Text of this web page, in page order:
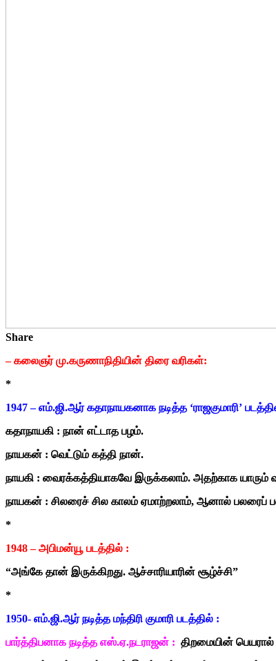
Share
– கலைஞர் மு.கருணாநிதியின் திரை வரிகள்:
*
1947 – எம்.ஜி.ஆர் கதாநாயகனாக நடித்த ‘ராஜகுமாரி’
கதாநாயகி : நான் எட்டாத பழம்.
நாயகன் : வெட்டும் கத்தி நான்.
நாயகி : வைரக்கத்தியாகவே இருக்கலாம். அதற்காக யாரும்
நாயகன் : சிலரைச் சில காலம் ஏமாற்றலாம், ஆனால் பலரைப்
*
1948 – அபிமன்யூ படத்தில் :
“அங்கே தான் இருக்கிறது. ஆச்சாரியாரின் சூழ்ச்சி”
*
1950- எம்.ஜி.ஆர் நடித்த மந்திரி குமாரி படத்தில் :
பார்த்திபனாக நடித்த எஸ்.ஏ.நடராஜன் : திறமையின் பெயரால்